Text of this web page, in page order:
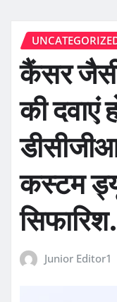
कैंसर जैसी
की दवाएं
कस्टम
Junior Editor1